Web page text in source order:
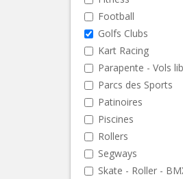
Football
Golfs Clubs
Kart Racing
Parapente - Vols
Parcs des Sports
Patinoires
Piscines
Rollers
Segways
Skate - Roller -